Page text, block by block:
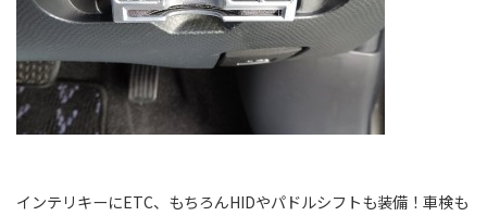
インテリキーにETC、もちろんHIDやパドルシフトも装備！車検も